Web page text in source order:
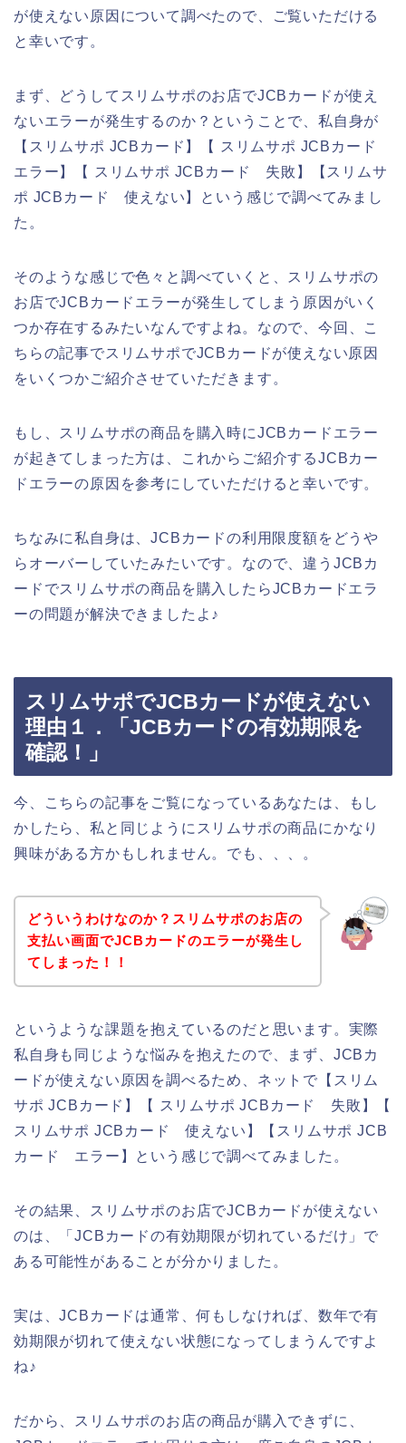
が使えない原因について調べたので、ご覧いただける
と幸いです。
まず、どうしてスリムサポのお店でJCBカードが使え
ないエラーが発生するのか？ということで、私自身が
【スリムサポ JCBカード】【 スリムサポ JCBカード
エラー】【 スリムサポ JCBカード 失敗】【スリムサ
ポ JCBカード 使えない】という感じで調べてみまし
た。
そのような感じで色々と調べていくと、スリムサポの
お店でJCBカードエラーが発生してしまう原因がいく
つか存在するみたいなんですよね。なので、今回、こ
ちらの記事でスリムサポでJCBカードが使えない原因
をいくつかご紹介させていただきます。
もし、スリムサポの商品を購入時にJCBカードエラー
が起きてしまった方は、これからご紹介するJCBカー
ドエラーの原因を参考にしていただけると幸いです。
ちなみに私自身は、JCBカードの利用限度額をどうや
らオーバーしていたみたいです。なので、違うJCBカ
ードでスリムサポの商品を購入したらJCBカードエラ
ーの問題が解決できましたよ♪
スリムサポでJCBカードが使えない
理由１．「JCBカードの有効期限を
確認！」
今、こちらの記事をご覧になっているあなたは、もし
かしたら、私と同じようにスリムサポの商品にかなり
興味がある方かもしれません。でも、、、。
どういうわけなのか？スリムサポのお店の
支払い画面でJCBカードのエラーが発生し
てしまった！！
というような課題を抱えているのだと思います。実際
私自身も同じような悩みを抱えたので、まず、JCBカ
ードが使えない原因を調べるため、ネットで【スリム
サポ JCBカード】【 スリムサポ JCBカード 失敗】【
スリムサポ JCBカード 使えない】【スリムサポ JCB
カード エラー】という感じで調べてみました。
その結果、スリムサポのお店でJCBカードが使えない
のは、「JCBカードの有効期限が切れているだけ」で
ある可能性があることが分かりました。
実は、JCBカードは通常、何もしなければ、数年で有
効期限が切れて使えない状態になってしまうんですよ
ね♪
だから、スリムサポのお店の商品が購入できずに、